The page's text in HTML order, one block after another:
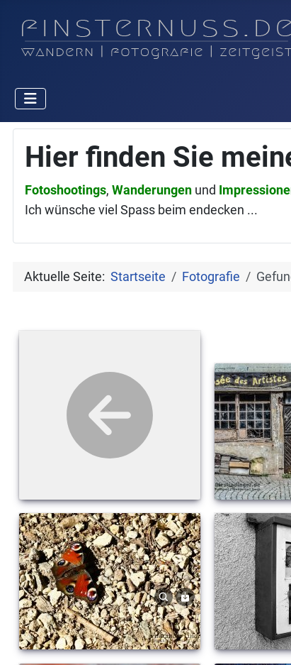
Hier finden Sie
Fotoshootings, Wanderungen und
Ich wünsche viel Spass beim endecken ...
Aktuelle Seite: Startseite Fotografie